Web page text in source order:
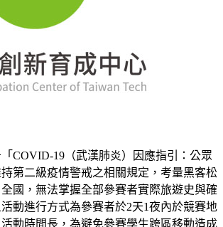
COVID-19（武漢肺炎）因應指引：公眾
第二級疫情警戒之相關規定，考量黑客松
國，無法掌握全部參賽者實際旅遊史與確
動進行方式為參賽者於2天1夜內於競賽地
動時間長，為避免參賽學生跨區移動造成